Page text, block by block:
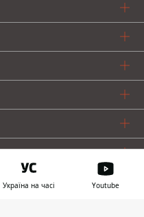
Україна на часі Youtube